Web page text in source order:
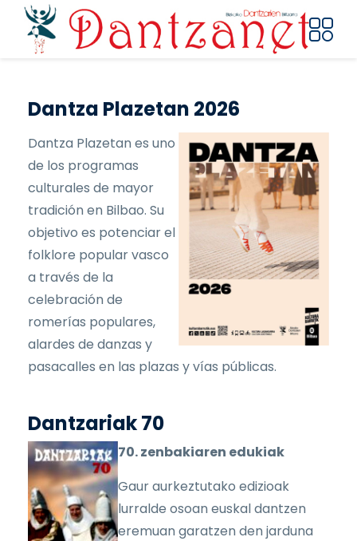
Pasar al contenido principal
Dantza Plazetan 2026
Dantza Plazetan es uno
de los programas
culturales de mayor
tradición en Bilbao. Su
objetivo es potenciar el
folklore popular vasco
a través de la
celebración de
romerías populares,
alardes de danzas y
pasacalles en las plazas y vías públicas.
Dantzariak 70
70. zenbakiaren edukiak
Gaur aurkeztutako edizioak
lurralde osoan euskal dantzen
eremuan garatzen den jarduna